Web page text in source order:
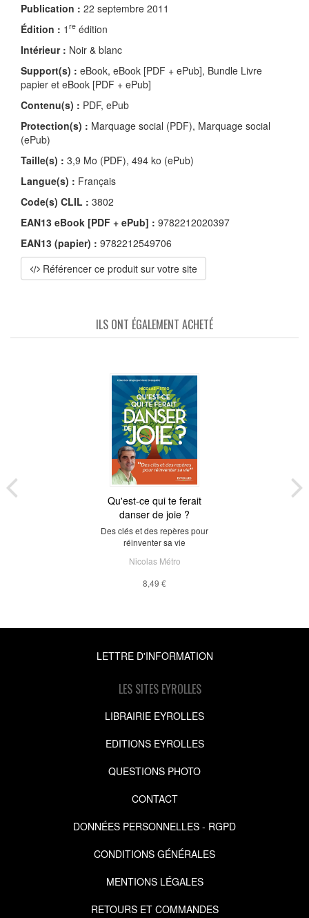
Publication : 22 septembre 2011
Édition : 1 re édition
Intérieur : Noir & blanc
Support(s) : eBook, eBook [PDF + ePub], Bundle Livre
papier et eBook [PDF + ePub]
Contenu(s) : PDF, ePub
Protection(s) : Marquage social (PDF), Marquage social
(ePub)
Taille(s) : 3,9 Mo (PDF), 494 ko (ePub)
Langue(s) : Français
Code(s) CLIL : 3802
EAN13 eBook [PDF + ePub] : 9782212020397
EAN13 (papier) : 9782212549706
Référencer ce produit sur votre site
ILS ONT ÉGALEMENT ACHETÉ
Qu'est-ce qui te ferait
danser de joie ?
Des clés et des repères pour
réinventer sa vie
Nicolas Métro
8,49 €
LETTRE D'INFORMATION
LES SITES EYROLLES
LIBRAIRIE EYROLLES
EDITIONS EYROLLES
QUESTIONS PHOTO
CONTACT
DONNÉES PERSONNELLES - RGPD
CONDITIONS GÉNÉRALES
MENTIONS LÉGALES
RETOURS ET COMMANDES